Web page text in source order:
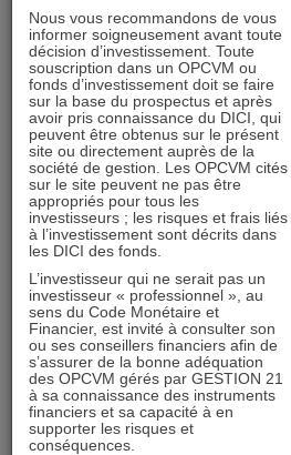
Nous vous recommandons de vous
informer soigneusement avant toute
décision d’investissement. Toute
souscription dans un OPCVM ou
fonds d’investissement doit se faire
sur la base du prospectus et après
avoir pris connaissance du DICI, qui
peuvent être obtenus sur le présent
site ou directement auprès de la
société de gestion. Les OPCVM cités
sur le site peuvent ne pas être
appropriés pour tous les
investisseurs ; les risques et frais liés
à l’investissement sont décrits dans
les DICI des fonds.
L’investisseur qui ne serait pas un
investisseur « professionnel », au
sens du Code Monétaire et
Financier, est invité à consulter son
ou ses conseillers financiers afin de
s’assurer de la bonne adéquation
des OPCVM gérés par GESTION 21
à sa connaissance des instruments
financiers et sa capacité à en
supporter les risques et
conséquences.